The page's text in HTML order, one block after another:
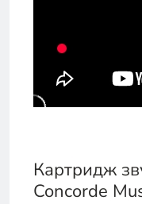
Картридж
Concorde